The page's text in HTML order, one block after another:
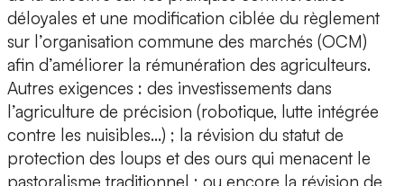
déloyales et une modification ciblée du règlement
sur l’organisation commune des marchés (OCM)
afin d’améliorer la rémunération des agriculteurs.
Autres exigences : des investissements dans
l’agriculture de précision (robotique, lutte intégrée
contre les nuisibles…) ; la révision du statut de
protection des loups et des ours qui menacent le
pastoralisme traditionnel ; ou encore la révision de